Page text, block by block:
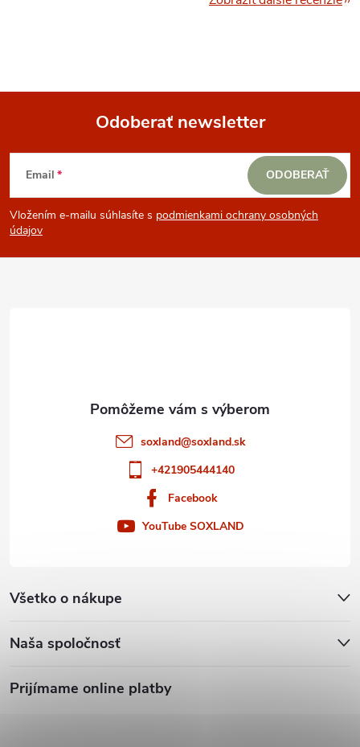
Z
á
p
Odoberať newsletter
Email
Vložením e-mailu súhlasíte s podmienkami ochrany osobných
údajov
ODOBERAŤ
soxland@soxland.sk
+421905444140
Facebook
YouTube SOXLAND
Všetko o nákupe
Naša spoločnosť
Prijímame online platby